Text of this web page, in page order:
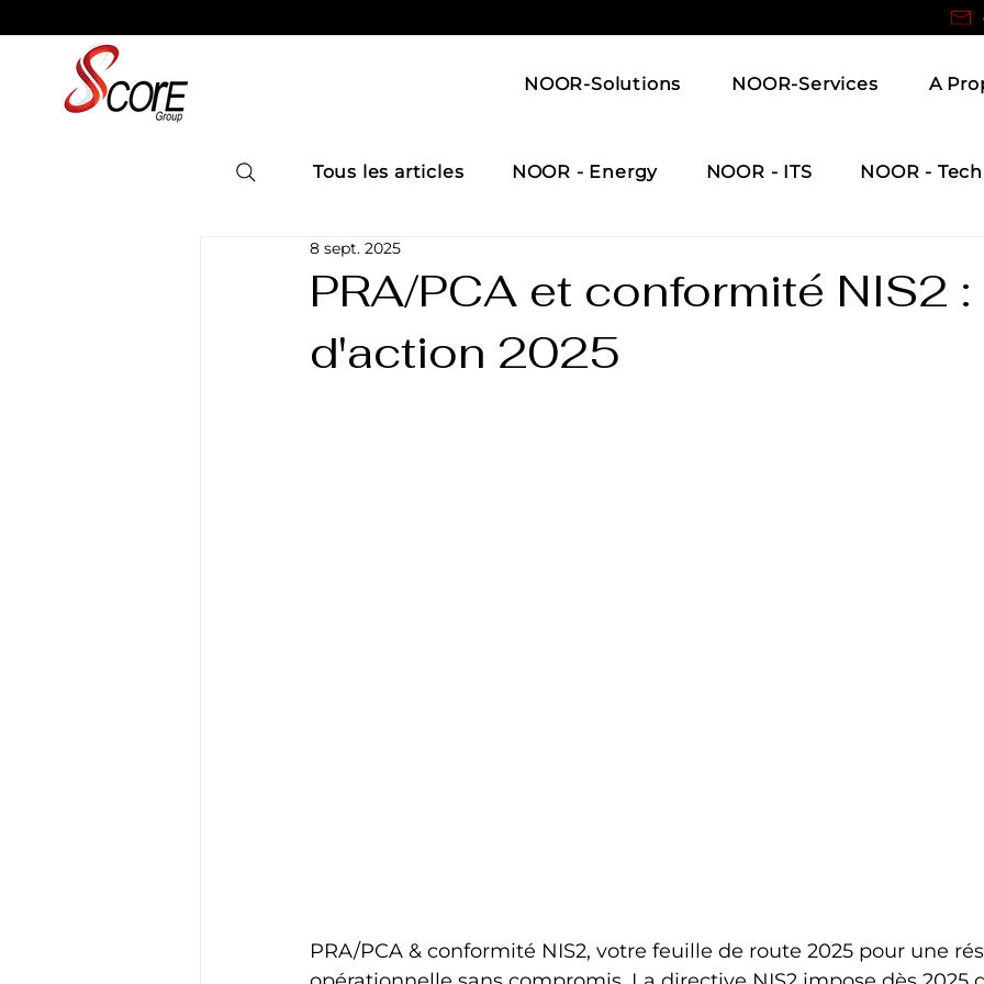
NOOR-Solutions NOOR-Services A
Tous les articles NOOR - Energy NOOR - ITS NOOR -
PRA/PCA et conformité NIS2
d'action 2025
8 sept. 2025
PRA/PCA & conformité NIS2, votre feuille de route 2025 pour une